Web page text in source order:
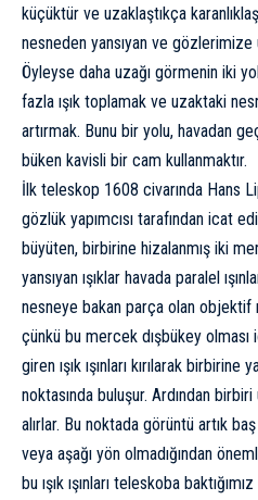
küçüktür ve uzaklaştıkça
nesneden yansıyan ve gözlerimize
Öyleyse daha uzağı görmenin iki
fazla ışık toplamak ve uzaktaki
artırmak. Bunu bir yolu, havadan
büken kavisli bir cam kullanmaktır.
İlk teleskop 1608 civarında Hans
gözlük yapımcısı tarafından icat
büyüten, birbirine hizalanmış iki
yansıyan ışıklar havada paralel
nesneye bakan parça olan objektif
çünkü bu mercek dışbükey
giren ışık ışınları kırılarak
noktasında buluşur. Ardından
alırlar. Bu noktada görüntü artık
veya aşağı yön olmadığından
bu ışık ışınları teleskoba